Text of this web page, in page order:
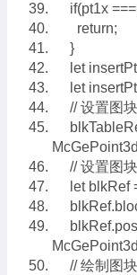
if(pt1x ===
return;
}
let
let
// 设置图块
// 设置图
let blkRef
// 绘制图块